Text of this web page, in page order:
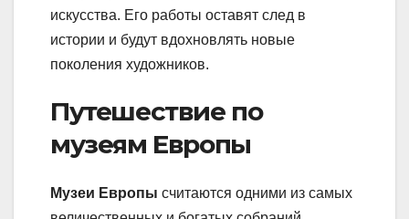
искусства. Его работы оставят след в
истории и будут вдохновлять новые
поколения художников.
Путешествие по
музеям Европы
Музеи Европы считаются одними из самых